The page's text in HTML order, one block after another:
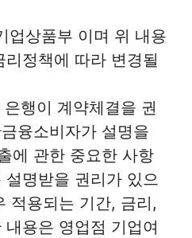
업상품부 이며 위 내용
정책에 따라 변경될
행이 계약체결을 권
융소비자가 설명을
에 관한 중요한 사항
명받을 권리가 있으
적용되는 기간, 금리,
용은 영업점 기업여